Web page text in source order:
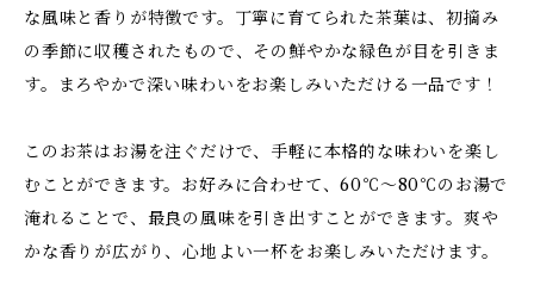
な風味と香りが特徴です。丁寧に育てられた茶葉は、初摘み
の季節に収穫されたもので、その鮮やかな緑色が目を引きま
す。まろやかで深い味わいをお楽しみいただける一品です！
このお茶はお湯を注ぐだけで、手軽に本格的な味わいを楽し
むことができます。お好みに合わせて、60℃～80℃のお湯で
淹れることで、最良の風味を引き出すことができます。爽や
かな香りが広がり、心地よい一杯をお楽しみいただけます。